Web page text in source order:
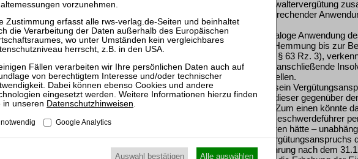
vorläufigen Insolvenzverwaltervergütung und der Insolvenzverwaltervergütung
werden. Ein allgemeiner Hemmungstatbestand – etwa in entsprechender
BGB – kann daraus nicht hergeleitet werden.
Schließlich lässt sich eine Hemmung auch nicht durch eine analoge Anwendung
Satz 1 RVG begründen. Die gegenteilige Auffassung, die eine Hemmung bis zur
Gesamtverfahrens annimmt (Eickmann, in: HK- InsO, 5. Aufl., § 63 Rz. 3),
Insolvenzantragsverfahren und das sich nur unter Umständen anschließende
als eigenständige und klar zu unterscheidende Verfahren darstellen.
Ohne Erfolg macht der Beschwerdeführer auch geltend, dass sein
Sozietät S. abgetreten worden sei und der Insolvenzverwalter dieser gegenüber
anerkannt und auf die Einrede der Verjährung verzichtet habe. Zum einen könnte
Anspruch tatsächlich abgetreten war, zweifelhaft sein, ob der Beschwerdeführer
zur Stellung eines Festsetzungsantrags befugt war. Zum anderen hätte –
Zulässigkeit und Wirksamkeit eines „Anerkenntnisses“ des Vergütungsanspruchs
Insolvenzverwalter – dies nicht zu einem Neubeginn der Verjährung nach dem
Datenschutzhinweisen
notwendig Google Analytics
Auswahl bestätigen Alle auswählen